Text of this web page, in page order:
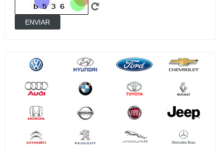
ENVIAR